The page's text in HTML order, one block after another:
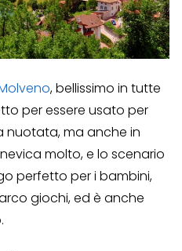
, bellissimo in tutte
per essere usato per
nuotata, ma anche in
molto, e lo scenario
perfetto per i bambini,
giochi, ed è anche